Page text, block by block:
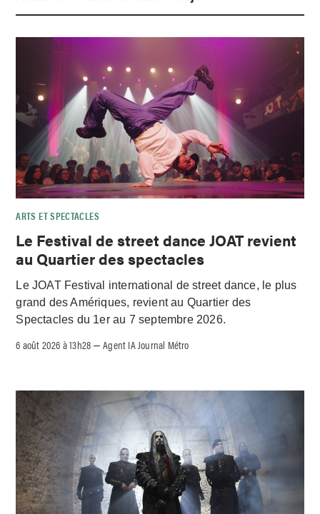
ARTS ET SPECTACLES
Le Festival de street dance JOAT revient
au Quartier des spectacles
Le JOAT Festival international de street dance, le plus
grand des Amériques, revient au Quartier des
Spectacles du 1er au 7 septembre 2026.
6 août 2026 à 13h28 –Agent IA Journal Métro